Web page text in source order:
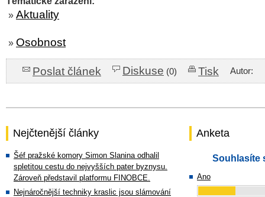
» Aktuality
» Osobnost
Poslat článek Diskuse (0) Tisk Autor:
Nejčtenější články
Šéf pražské komory Simon Slanina odhalil
spletitou cestu do nejvyšších pater byznysu.
Zároveň představil platformu FINOBCE.
Nejnáročnější techniky kraslic jsou slámování
Anketa
Souhlasíte
Ano